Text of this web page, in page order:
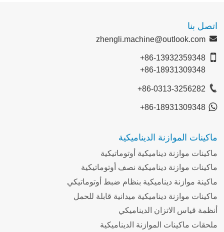
اتصل بنا
zhengli.machine@outlook.com
+86-13932359348
+86-18931309348
+86-0313-3256282
+86-18931309348
ماكينات الموازنة الديناميكية
ماكينات موازنة ديناميكية أوتوماتيكية
ماكينات موازنة ديناميكية نصف أوتوماتيكية
ماكينة موازنة ديناميكية بنظام ضبط أوتوماتيكي
ماكينات موازنة ديناميكية ميدانية قابلة للحمل
أنظمة قياس الاتزان الديناميكي
ملحقات ماكينات الموازنة الديناميكية